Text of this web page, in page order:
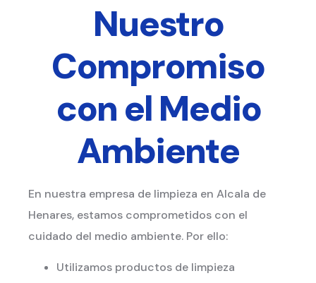
Nuestro
Compromiso
con el Medio
Ambiente
En nuestra empresa de limpieza en Alcala de
Henares, estamos comprometidos con el
cuidado del medio ambiente. Por ello:
Utilizamos productos de limpieza